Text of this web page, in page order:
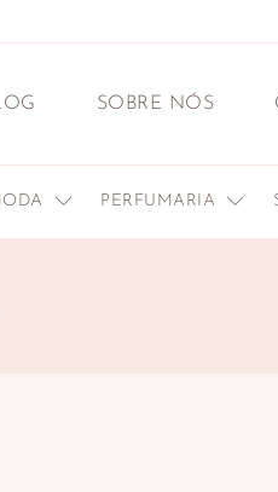
SOBRE NÓS
PERFUMARIA